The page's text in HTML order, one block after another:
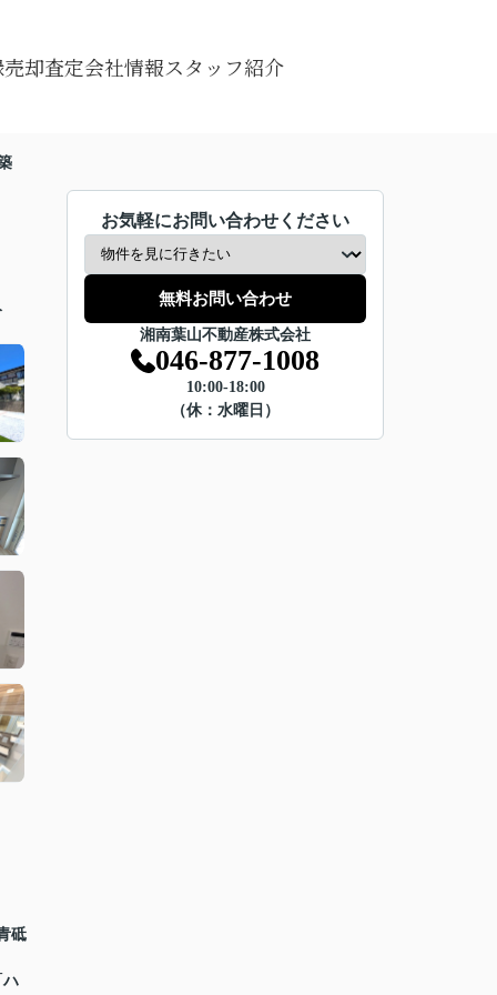
売却査定会社情報スタッフ紹介
砥
ハ
お気軽にお問い合わせください
無料お問い合わせ
湘南葉山不動産株式会社
046-877-1008
10:00-18:00
（休：水曜日）